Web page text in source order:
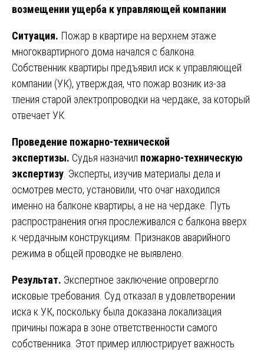
возмещении ущерба к управляющей компании
Ситуация. Пожар в квартире на верхнем этаже
многоквартирного дома начался с балкона.
Собственник квартиры предъявил иск к управляющей
компании (УК), утверждая, что пожар возник из-за
тления старой электропроводки на чердаке, за который
отвечает УК.
Проведение пожарно-технической
экспертизы. Судья назначил пожарно-техническую
экспертизу . Эксперты, изучив материалы дела и
осмотрев место, установили, что очаг находился
именно на балконе квартиры, а не на чердаке. Путь
распространения огня прослеживался с балкона вверх
к чердачным конструкциям. Признаков аварийного
режима в общей проводке не выявлено.
Результат. Экспертное заключение опровергло
исковые требования. Суд отказал в удовлетворении
иска к УК, поскольку была доказана локализация
причины пожара в зоне ответственности самого
собственника. Этот пример иллюстрирует важность